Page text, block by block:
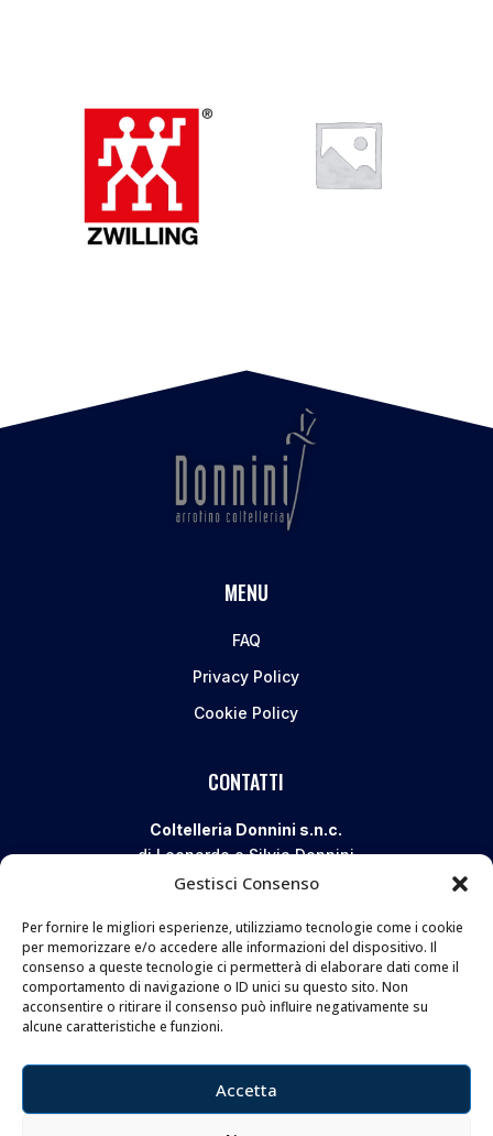
Gestisci Consenso
Per fornire le migliori esperienze, utilizziamo tecnologie come i cookie
per memorizzare e/o accedere alle informazioni del dispositivo. Il
consenso a queste tecnologie ci permetterà di elaborare dati come il
comportamento di navigazione o ID unici su questo sito. Non
acconsentire o ritirare il consenso può influire negativamente su
alcune caratteristiche e funzioni.
Accetta
MENU
FAQ
Privacy Policy
Cookie Policy
CONTATTI
Coltelleria Donnini s.n.c.
di Leonardo e Silvia Donnini
Via Giovanni Lanza, 70 – 50136 FIRENZE
Telefono e WhatsApp:055 661 438
Email: info@donninicoltelleria.it
FOLLOW